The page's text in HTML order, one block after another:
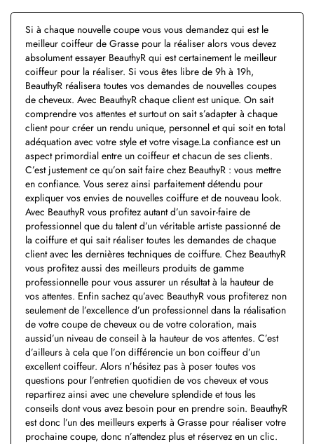
Si à chaque nouvelle coupe vous vous demandez qui est le
meilleur coiffeur de Grasse pour la réaliser alors vous devez
absolument essayer BeauthyR qui est certainement le meilleur
coiffeur pour la réaliser. Si vous êtes libre de 9h à 19h,
BeauthyR réalisera toutes vos demandes de nouvelles coupes
de cheveux. Avec BeauthyR chaque client est unique. On sait
comprendre vos attentes et surtout on sait s’adapter à chaque
client pour créer un rendu unique, personnel et qui soit en total
adéquation avec votre style et votre visage.La confiance est un
aspect primordial entre un coiffeur et chacun de ses clients.
C’est justement ce qu’on sait faire chez BeauthyR : vous mettre
en confiance. Vous serez ainsi parfaitement détendu pour
expliquer vos envies de nouvelles coiffure et de nouveau look.
Avec BeauthyR vous profitez autant d’un savoir-faire de
professionnel que du talent d’un véritable artiste passionné de
la coiffure et qui sait réaliser toutes les demandes de chaque
client avec les dernières techniques de coiffure. Chez BeauthyR
vous profitez aussi des meilleurs produits de gamme
professionnelle pour vous assurer un résultat à la hauteur de
vos attentes. Enfin sachez qu’avec BeauthyR vous profiterez non
seulement de l’excellence d’un professionnel dans la réalisation
de votre coupe de cheveux ou de votre coloration, mais
aussid’un niveau de conseil à la hauteur de vos attentes. C’est
d’ailleurs à cela que l’on différencie un bon coiffeur d’un
excellent coiffeur. Alors n’hésitez pas à poser toutes vos
questions pour l’entretien quotidien de vos cheveux et vous
repartirez ainsi avec une chevelure splendide et tous les
conseils dont vous avez besoin pour en prendre soin. BeauthyR
est donc l’un des meilleurs experts à Grasse pour réaliser votre
prochaine coupe, donc n’attendez plus et réservez en un clic.